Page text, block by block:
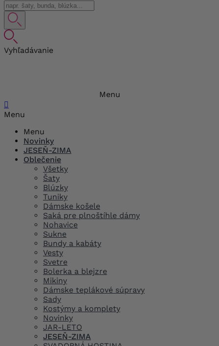
Vyhľadávanie
Menu

Menu
Menu
Novinky
JESEŇ-ZIMA
Oblečenie
Všetky
Šaty
Blúzky
Tuniky
Dámske košele
Saká pre plnoštíhle dámy
Nohavice
Sukne
Bundy a kabáty
Vesty
Svetre
Bolerka a blejzre
Mikiny
Dámske teplákové súpravy
Sady
Kostýmy a komplety
Novinky
JAR-LETO
JESEŇ-ZIMA